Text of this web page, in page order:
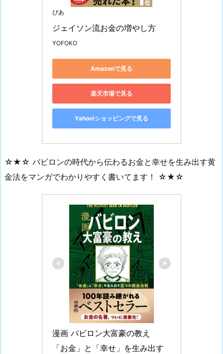
ぴあ
ジェイソン流お金の増やし方
YOFOKO
Amazonで見る
楽天市場で見る
Yahoo!ショッピングで見る
☆★☆ バビロンの時代から伝わるお金と幸せを生み出す黄
金法をマンガでわかりやすく書いてます！ ☆★☆
漫画 バビロン大富豪の教え
「お金」と「幸せ」を生み出す